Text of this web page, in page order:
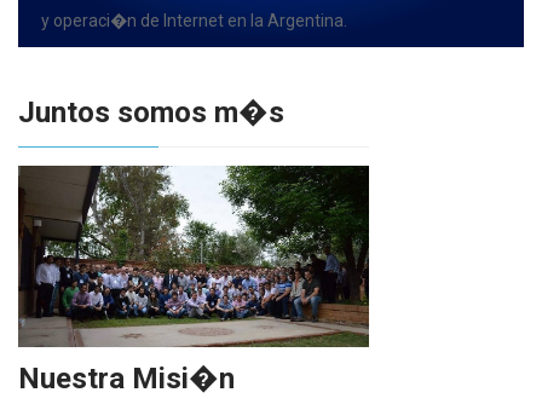
y operaci�n de Internet en la Argentina.
Juntos somos m�s
Nuestra Misi�n